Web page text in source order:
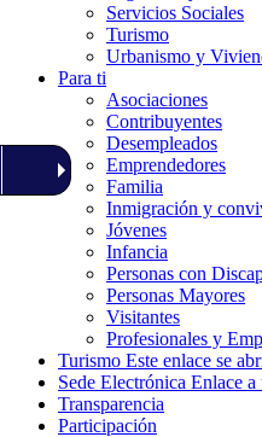
Servicios Sociales
Turismo
Urbanismo y
Para ti
Asociaciones
Contribuyentes
Desempleados
Emprendedores
Familia
Inmigración y
Jóvenes
Infancia
Personas con
Personas Mayores
Visitantes
Profesionales y
Turismo Este enlace se
Sede Electrónica Enlace a
Transparencia
Participación